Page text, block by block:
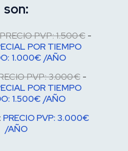
son:
PVP: 1.500 €-
POR TIEMPO
1.000€ /AÑO
PVP: 3.000 €-
POR TIEMPO
1.500€ /AÑO
PRECIO PVP: 3.000€
/AÑO